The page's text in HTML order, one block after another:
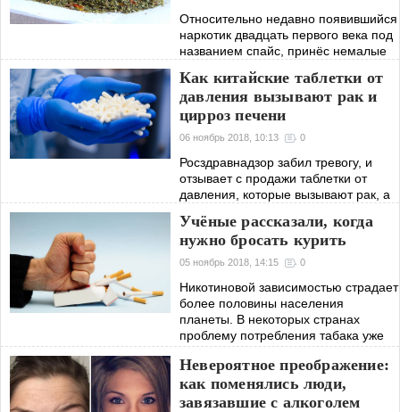
Относительно недавно появившийся
наркотик двадцать первого века под
названием спайс, принёс немалые
употребление спайса крайне опасно
для жизни человека, уже ни для
Как китайские таблетки от
давления вызывают рак и
цирроз печени
06 ноябрь 2018, 10:13 0
Росздравнадзор забил тревогу, и
отзывает с продажи таблетки от
давления, которые вызывают рак, а
воздействие на печень. Как
сообщают в Росздравнадзоре,
ведомство приняло
Учёные рассказали, когда
нужно бросать курить
05 ноябрь 2018, 14:15 0
Никотиновой зависимостью страдает
более половины населения
планеты. В некоторых странах
проблему потребления табака уже
вынесли на государственный
уровень, и принимают крайние меры
по сокращению
Невероятное преображение:
как поменялись люди,
завязавшие с алкоголем